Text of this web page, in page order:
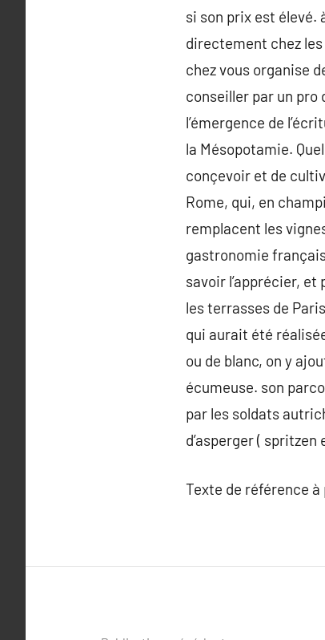
si son prix est élevé.
directement chez
chez vous organise
conseiller par un pro
l’émergence de
la Mésopotamie.
conçevoir et de
Rome, qui, en
remplacent les
gastronomie
savoir l’apprécier,
les terrasses de
qui aurait été
ou de blanc, on y
écumeuse. son
par les soldats
d’asperger (
Texte de référence à